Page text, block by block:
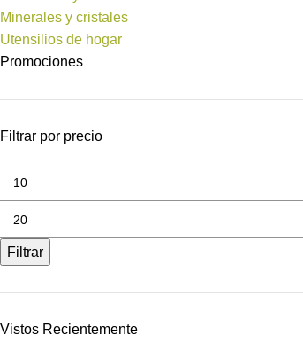
Minerales y cristales
Utensilios de hogar
Promociones
Filtrar por precio
Filtrar
Vistos Recientemente